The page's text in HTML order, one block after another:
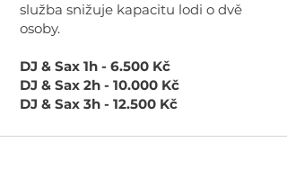
služba snižuje kapacitu lodi o dvě
osoby.
DJ & Sax 1h - 6.500 Kč
DJ & Sax 2h - 10.000 Kč
DJ & Sax 3h - 12.500 Kč